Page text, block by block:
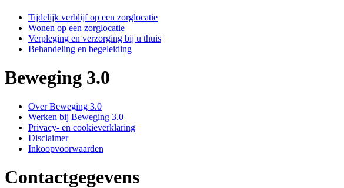
Tijdelijk verblijf op een zorglocatie
Wonen op een zorglocatie
Verpleging en verzorging bij u thuis
Behandeling en begeleiding
Beweging 3.0
Over Beweging 3.0
Werken bij Beweging 3.0
Privacy- en cookieverklaring
Disclaimer
Inkoopvoorwaarden
Contactgegevens